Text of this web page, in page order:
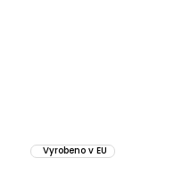
Vyrobeno v EU